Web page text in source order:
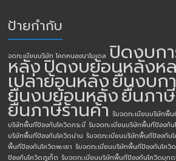
ป้ายกำกับ
จดทะเบียนบริษัท โคกหนองนาโมเดล ปิดงบก
หลังปิดงบย้อนหลังห
เปล่าย้อนหลังยื่นงบก
ยื่นงบย้อนหลังยื่นภา
ยื่นภาษีร้านค้า รับจดทะเบียนบริษัทพื้
บริษัทพื้นทีป้องกันโควิดกระบี่ รับจดทะเบียนบริษัทพื้นทีป้องกั
บริษัทพื้นทีป้องกันโควิดน่าน รับจดทะเบียนบริษัทพื้นทีป้องกัน
พื้นทีป้องกันโควิดพะเยา รับจดทะเบียนบริษัทพื้นทีป้องกันโควิ
ป้องกันโควิดภูเก็ต รับจดทะเบียนบริษัทพื้นทีป้องกันโควิดมุกด